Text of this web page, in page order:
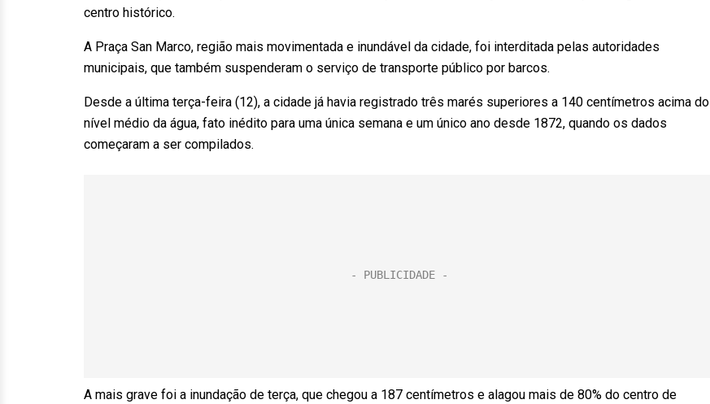
centro histórico.
A Praça San Marco, região mais movimentada e inundável da cidade, foi interditada pelas autoridades
municipais, que também suspenderam o serviço de transporte público por barcos.
Desde a última terça-feira (12), a cidade já havia registrado três marés superiores a 140 centímetros acima do
nível médio da água, fato inédito para uma única semana e um único ano desde 1872, quando os dados
começaram a ser compilados.
A mais grave foi a inundação de terça, que chegou a 187 centímetros e alagou mais de 80% do centro de